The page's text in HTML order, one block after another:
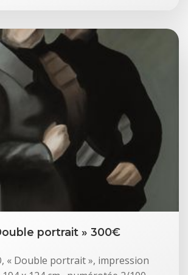
portrait » 300€
« Double portrait », impression